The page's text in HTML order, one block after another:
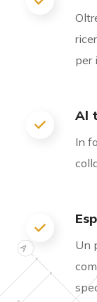
per
Al
In
Un